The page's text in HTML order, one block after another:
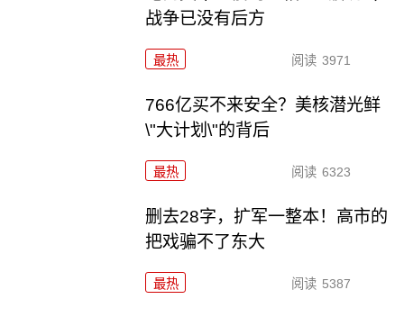
战争已没有后方
最热 阅读 3971
766亿买不来安全？美核潜光鲜
\"大计划\"的背后
最热 阅读 6323
删去28字，扩军一整本！高市的
把戏骗不了东大
最热 阅读 5387